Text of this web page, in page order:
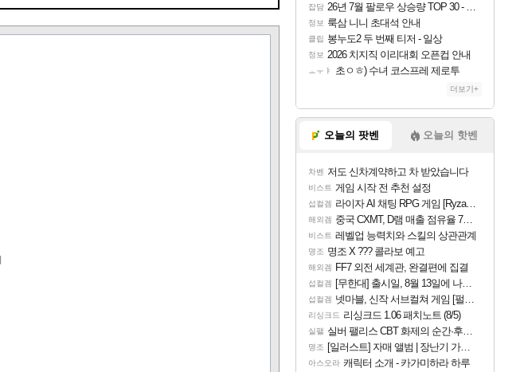
잡담 26년 7월 팔로우 상승량 TOP 30 - 월간 치지직
정보 룩삼 니니 초대석 안내
클립 봉누도2 두 번째 티저 - 일상
정보 2026 치지직 이리대회 오픈컵 안내
ㅗㅜㅑ 초ㅇㅎ) 수녀 코스프레 제로투
더보기+
오늘의 팟벤 오늘의 핫벤
차벤 저도 신차계약하고 차 받았습니다
비스트 게임 시작 전 추천 설정
섭컬겜 라이자 AI 채팅 RPG 게임 [RyzaChat: AI] 공개
해외겜 중국 CXMT, D램 매출 점유율 7%…글로벌 4위로 부상
비스트 레벨업 능력치와 스킬의 상관관계
명조 명조 X ??? 콜라보 예고
해외겜 FF7 외전 세계관, 완결편에 집결
섭컬겜 [무한대] 출시일, 8월 13일에 나오나
섭컬겜 넷마블, 신작 서브컬쳐 게임 [펄 인 블루] 티저 사이트 오픈
리싱크드 리싱크드 1.06 패치노트 (8/5)
실팰 실버 팰리스 CBT 화제의 순간·후기 모음
명조 [일러스트] 자매 앨범 | 장난기 가득한 오후의 공원 (리메이크판)
아스오라 캐릭터 소개 - 카가미하라 하루